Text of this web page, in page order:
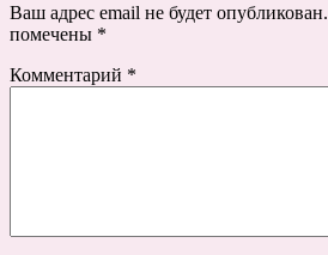
Ваш адрес email не будет опубликован.
помечены *
Комментарий *